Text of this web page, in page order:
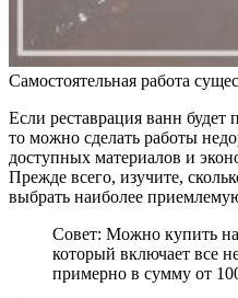
Самостоятельная работа
Если реставрация ванн будет
то можно сделать работы
доступных материалов и
Прежде всего, изучите,
выбрать наиболее
Совет: Можно купить
который включает все
примерно в сумму от